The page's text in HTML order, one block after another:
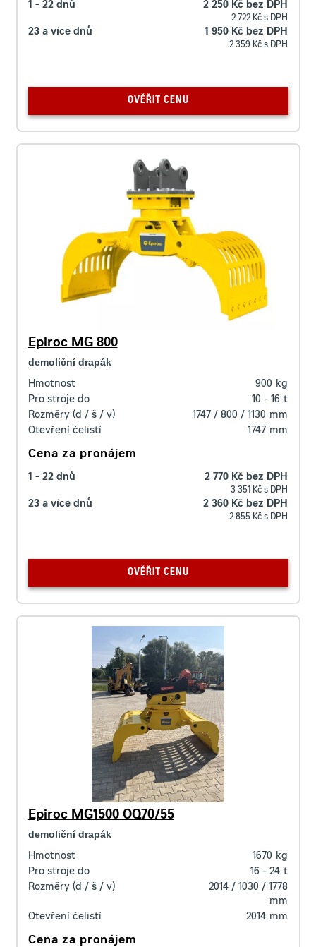
1 - 22 dnů 2 250 Kč bez DPH
2 722 Kč s DPH
23 a více dnů 1 950 Kč bez DPH
2 359 Kč s DPH
OVĚŘIT CENU
Epiroc MG 800
demoliční drapák
Hmotnost 900 kg
Pro stroje do
10 - 16 t
Rozměry (d / š / v)
1747 / 800 / 1130 mm
Otevření čelistí
1747 mm
Cena za pronájem
1 - 22 dnů 2 770 Kč bez DPH
3 351 Kč s DPH
23 a více dnů 2 360 Kč bez DPH
2 855 Kč s DPH
OVĚŘIT CENU
Epiroc MG1500 OQ70/55
demoliční drapák
Hmotnost 1670 kg
Pro stroje do
16 - 24 t
Rozměry (d / š / v)
2014 / 1030 / 1778
mm
Otevření čelistí
2014 mm
Cena za pronájem